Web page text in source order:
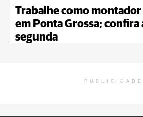
Trabalhe como
em Ponta Grossa; confira
segunda
PUBLICIDADE